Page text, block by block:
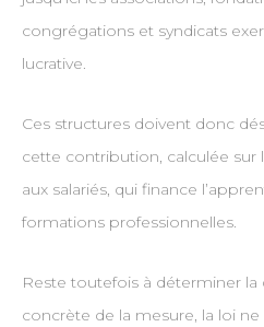
congrégations et syndicats
lucrative.
Ces structures doivent donc
cette contribution, calculée sur
aux salariés, qui finance
formations professionnelles.
Reste toutefois à déterminer la
concrète de la mesure, la loi